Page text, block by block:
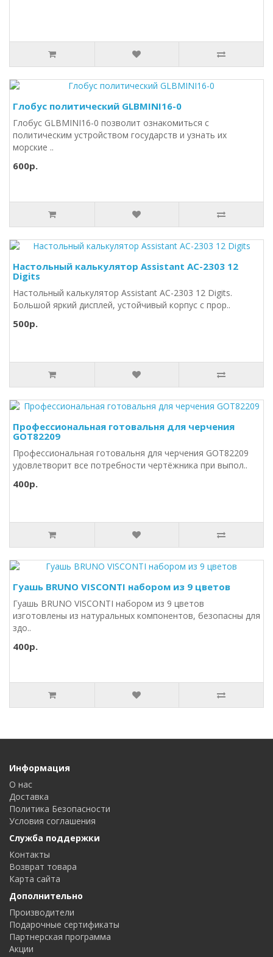
Глобус политический GLBMINI16-0
Глобус GLBMINI16-0 позволит ознакомиться с
политическим устройством государств и узнать их
морские ..
600р.
Настольный калькулятор Assistant AC-2303 12
Digits
Настольный калькулятор Assistant AC-2303 12 Digits.
Большой яркий дисплей, устойчивый корпус с прор..
500р.
Профессиональная готовальня для черчения
GOT82209
Профессиональная готовальня для черчения GOT82209
удовлетворит все потребности чертёжника при выпол..
400р.
Гуашь BRUNO VISCONTI набором из 9 цветов
Гуашь BRUNO VISCONTI набором из 9 цветов
изготовлены из натуральных компонентов, безопасны для
здо..
400р.
Информация
О нас
Доставка
Политика Безопасности
Условия соглашения
Служба поддержки
Контакты
Возврат товара
Карта сайта
Дополнительно
Производители
Подарочные сертификаты
Партнерская программа
Акции